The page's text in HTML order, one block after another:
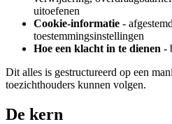
uitoefenen
Cookie-informatie -
toestemmingsinstellingen
Hoe een klacht in te dienen -
Dit alles is gestructureerd op een
toezichthouders kunnen volgen.
De kern